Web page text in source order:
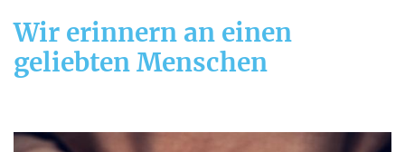
Wir erinnern an einen
geliebten Menschen